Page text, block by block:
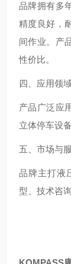
品牌拥有多
精度良好，
间作业。产
性价比。
四、应用领
产品广泛应
立体停车设
五、市场与
品牌主打液
型、技术咨